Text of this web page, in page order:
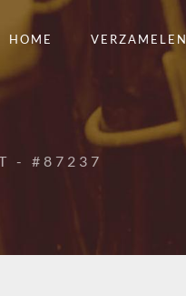
HOME VERZAMELEN
- #87237